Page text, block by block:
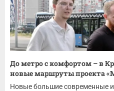
До метро с комфортом – в
новые маршруты проекта
Новые большие современные